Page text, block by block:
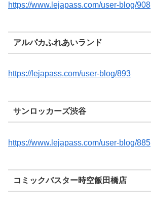
https://www.lejapass.com/user-blog/908
アルパカふれあいランド
https://lejapass.com/user-blog/893
サンロッカーズ渋谷
https://www.lejapass.com/user-blog/885
コミックバスター時空飯田橋店